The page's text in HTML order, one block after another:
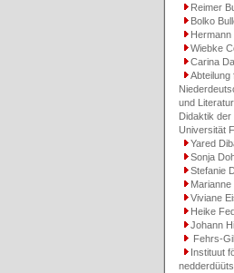
Reimer
Bolko
Hermann
Wiebke
Carina
Abteilung
und
Didaktik der
Universität
Yared
Sonja
Stefanie
Marianne
Viviane
Heike
Johann
Fehrs-
Instituut